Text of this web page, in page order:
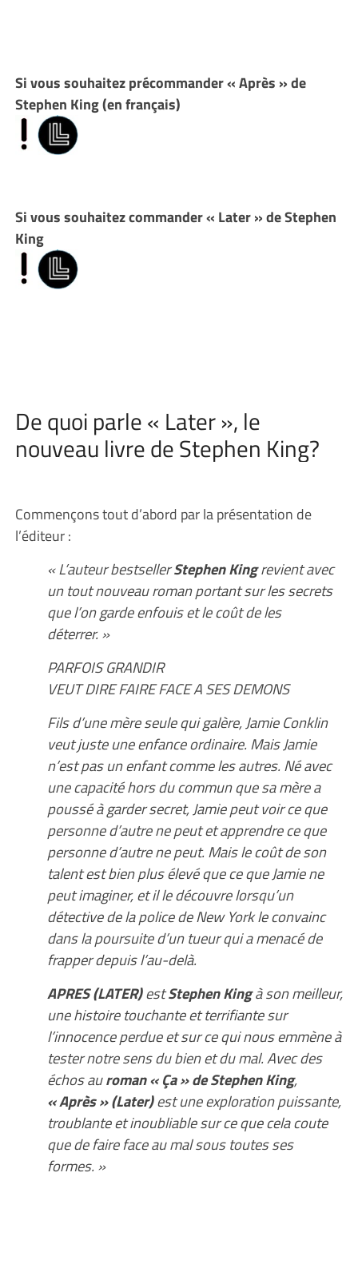
Si vous souhaitez précommander « Après » de
Stephen King (en français)
Si vous souhaitez commander « Later » de Stephen
King
De quoi parle « Later », le
nouveau livre de Stephen King?
Commençons tout d’abord par la présentation de
l’éditeur :
« L’auteur bestsellerStephen Kingrevient avec
un tout nouveau roman portant sur les secrets
que l’on garde enfouis et le coût de les
déterrer. »
PARFOIS GRANDIR
VEUT DIRE FAIRE FACE A SES DEMONS
Fils d’une mère seule qui galère, Jamie Conklin
veut juste une enfance ordinaire. Mais Jamie
n’est pas un enfant comme les autres. Né avec
une capacité hors du commun que sa mère a
poussé à garder secret, Jamie peut voir ce que
personne d’autre ne peut et apprendre ce que
personne d’autre ne peut. Mais le coût de son
talent est bien plus élevé que ce que Jamie ne
peut imaginer, et il le découvre lorsqu’un
détective de la police de New York le convainc
dans la poursuite d’un tueur qui a menacé de
frapper depuis l’au-delà.
APRES (LATER)estStephen Kingà son meilleur,
une histoire touchante et terrifiante sur
l’innocence perdue et sur ce qui nous emmène à
tester notre sens du bien et du mal. Avec des
échos auroman « Ça » de Stephen King,
« Après » (Later)est une exploration puissante,
troublante et inoubliable sur ce que cela coute
que de faire face au mal sous toutes ses
formes. »